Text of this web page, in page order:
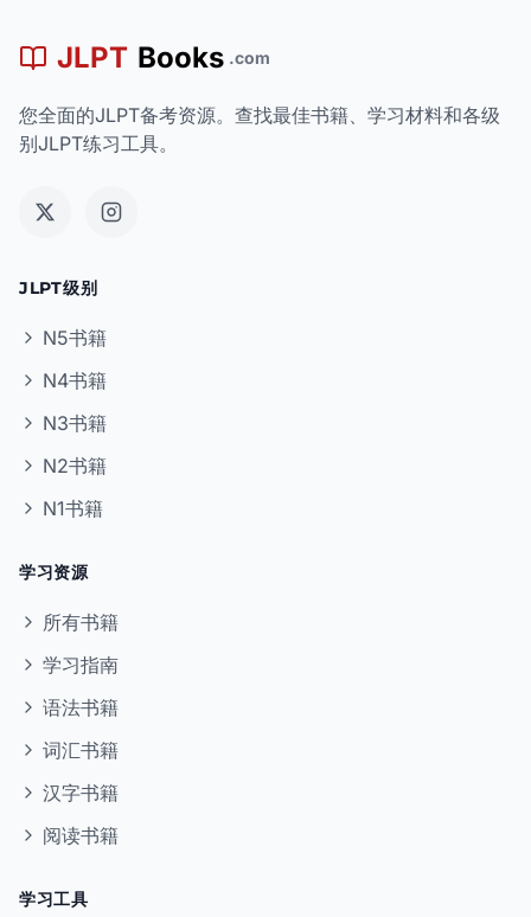
JLPT Books .com
您全面的JLPT备考资源。查找最佳书籍、学习材料和各级
别JLPT练习工具。
JLPT级别
N5书籍
N4书籍
N3书籍
N2书籍
N1书籍
学习资源
所有书籍
学习指南
语法书籍
词汇书籍
汉字书籍
阅读书籍
学习工具